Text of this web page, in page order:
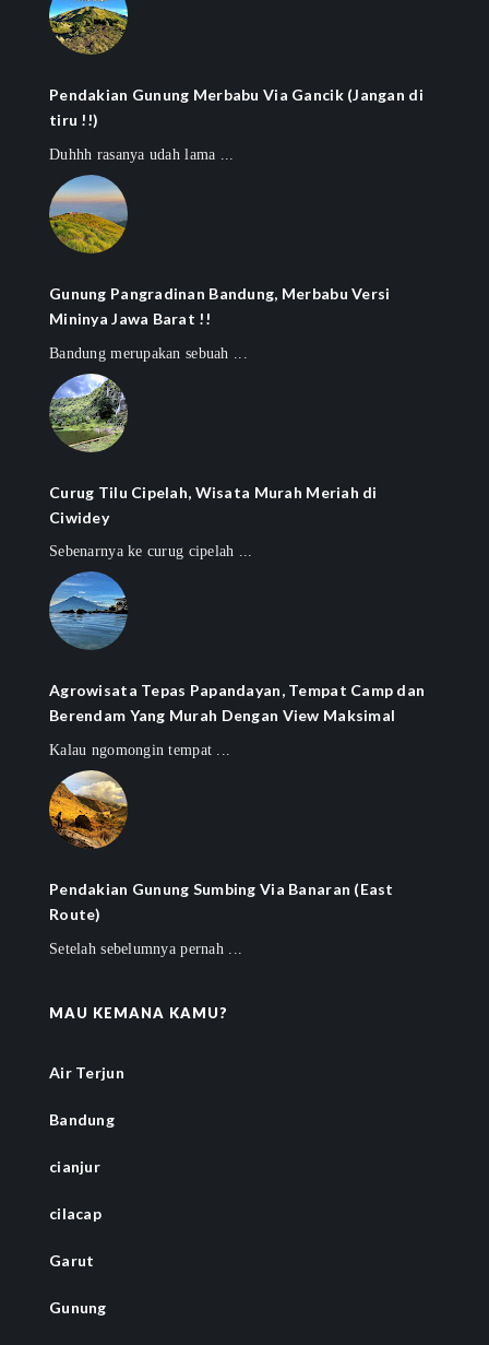
Pendakian Gunung Merbabu Via Gancik (Jangan di
tiru !!)
Duhhh rasanya udah lama ...
Gunung Pangradinan Bandung, Merbabu Versi
Mininya Jawa Barat !!
Bandung merupakan sebuah ...
Curug Tilu Cipelah, Wisata Murah Meriah di
Ciwidey
Sebenarnya ke curug cipelah ...
Agrowisata Tepas Papandayan, Tempat Camp dan
Berendam Yang Murah Dengan View Maksimal
Kalau ngomongin tempat ...
Pendakian Gunung Sumbing Via Banaran (East
Route)
Setelah sebelumnya pernah ...
MAU KEMANA KAMU?
Air Terjun
Bandung
cianjur
cilacap
Garut
Gunung